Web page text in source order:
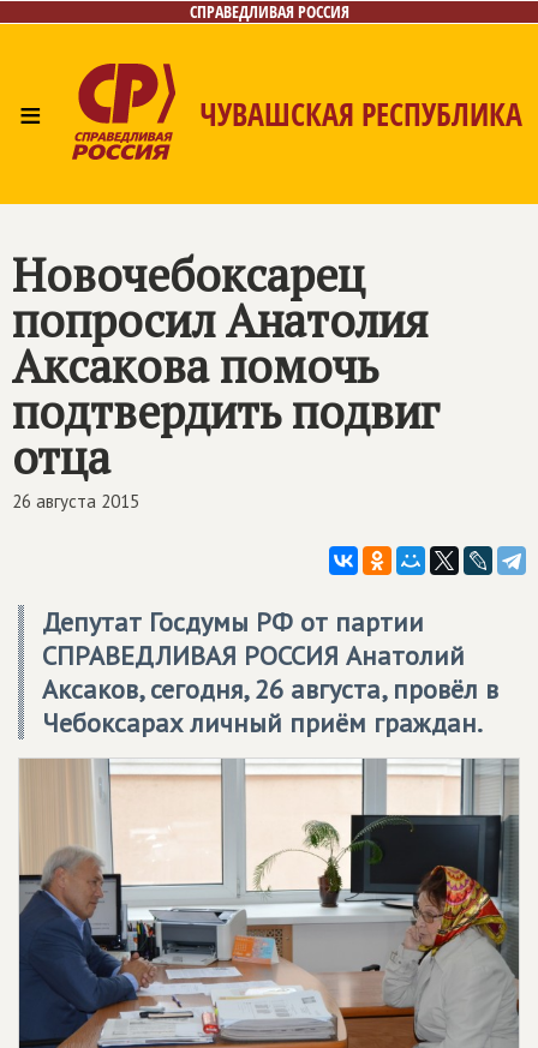
СПРАВЕДЛИВАЯ РОССИЯ
≡ ЧУВАШСКАЯ РЕСПУБЛИКА
Новочебоксарец
попросил Анатолия
Аксакова помочь
подтвердить подвиг
отца
26 августа 2015
Депутат Госдумы РФ от партии
СПРАВЕДЛИВАЯ РОССИЯ Анатолий
Аксаков, сегодня, 26 августа, провёл в
Чебоксарах личный приём граждан.